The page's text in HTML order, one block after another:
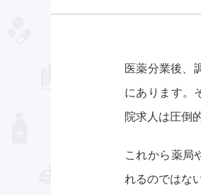
医薬分業後、
にあります。
院求人は圧倒
これから薬局
れるのではな